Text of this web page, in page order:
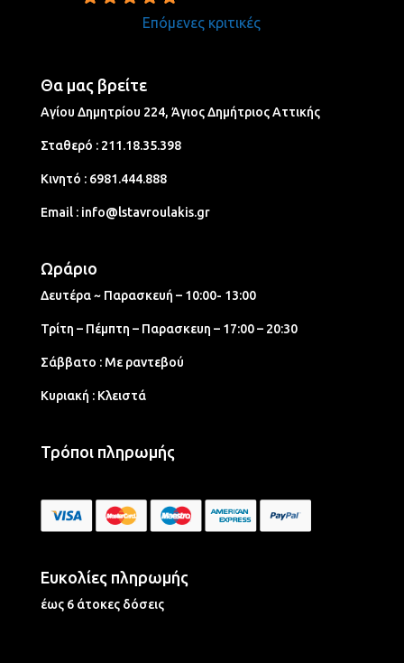
Επόμενες κριτικές
Θα μας βρείτε
Αγίου Δημητρίου 224, Άγιος Δημήτριος Aττικής
Σταθερό : 211.18.35.398
Κινητό : 6981.444.888
Email : info@lstavroulakis.gr
Ωράριο
Δευτέρα ~ Παρασκευή – 10:00- 13:00
Τρίτη – Πέμπτη – Παρασκευη – 17:00 – 20:30
Σάββατο : Με ραντεβού
Κυριακή : Κλειστά
Τρόποι πληρωμής
Ευκολίες πληρωμής
έως 6 άτοκες δόσεις